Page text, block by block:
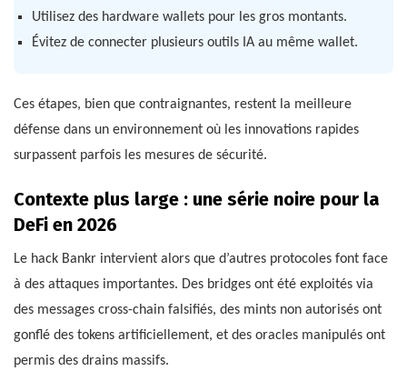
Utilisez des hardware wallets pour les gros montants.
Évitez de connecter plusieurs outils IA au même wallet.
Ces étapes, bien que contraignantes, restent la meilleure
défense dans un environnement où les innovations rapides
surpassent parfois les mesures de sécurité.
Contexte plus large : une série noire pour la
DeFi en 2026
Le hack Bankr intervient alors que d’autres protocoles font face
à des attaques importantes. Des bridges ont été exploités via
des messages cross-chain falsifiés, des mints non autorisés ont
gonflé des tokens artificiellement, et des oracles manipulés ont
permis des drains massifs.